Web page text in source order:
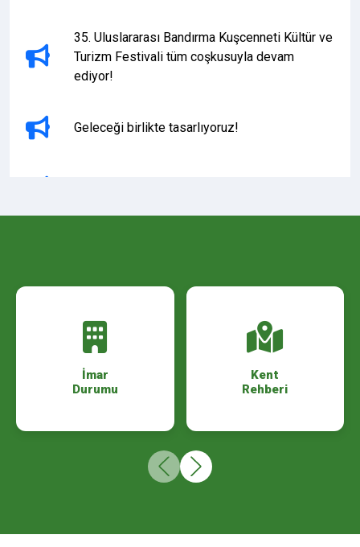
35. Uluslararası Bandırma Kuşcenneti Kültür ve
Turizm Festivali tüm coşkusuyla devam
ediyor!
Geleceği birlikte tasarlıyoruz!
VERGİ ÖDEMELERİ DUYURUSU!
2026 YILI KURBAN KESİM YERLERİ
İmar
Durumu
Kent
Rehberi